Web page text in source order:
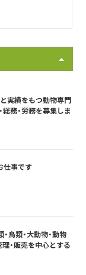
と実績をもつ動物専門
総務・労務を募集しま
仕事です
・鳥類・大動物・動物
・販売を中心とする